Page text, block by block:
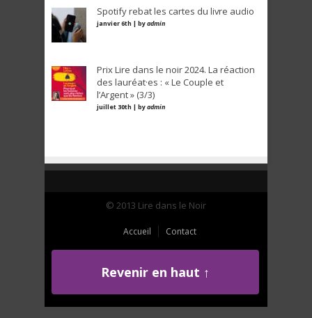
Spotify rebat les cartes du livre audio
janvier 6th | byadmin
Prix Lire dans le noir 2024. La réaction
des lauréat·es : « Le Couple et
l’Argent » (3/3)
juillet 30th | byadmin
© 2013 Lire dans le Noir
Accueil Contact
Revenir en haut ↑